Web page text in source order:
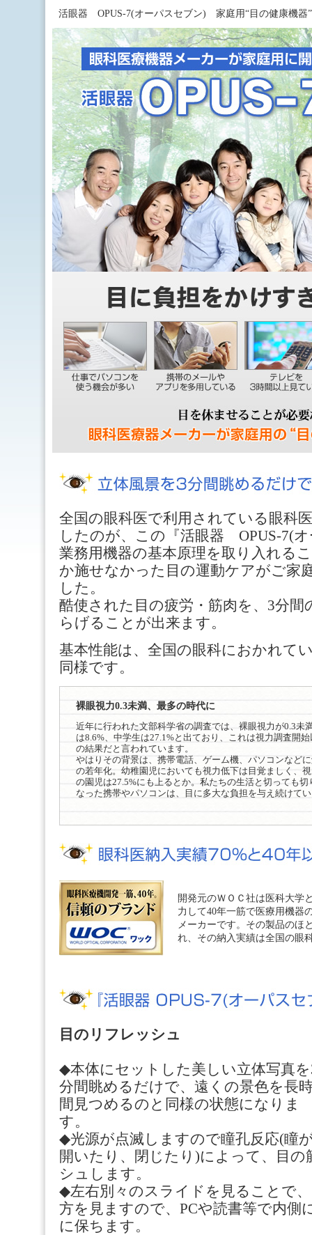
活眼器 OPUS-7(オーパスセブン) 家庭用“目の健康機器”
全国の眼科医で利用されている眼科
したのが、この『活眼器 OPUS-7(
業務用機器の基本原理を取り入れる
か施せなかった目の運動ケアがご家
した。
酷使された目の疲労・筋肉を、3分
らげることが出来ます。
基本性能は、全国の眼科におかれて
同様です。
裸眼視力0.3未満、最多の時代に
近年に行われた文部科学省の調査では、裸眼視力が0.3未
は8.6%、中学生は27.1%と出ており、これは視力調査開
の結果だと言われています。
やはりその背景は、携帯電話、ゲーム機、パソコンなど
の若年化。幼稚園児においても視力低下は目覚ましく、
の園児は27.5%にも上るとか。私たちの生活と切っても切
なった携帯やパソコンは、目に多大な負担を与え続けて
開発元のＷＯＣ社は医科大学
力して40年一筋で医療用機器
メーカーです。その製品のほ
れ、その納入実績は全国の眼
目のリフレッシュ
◆本体にセットした美しい立体写真
分間眺めるだけで、遠くの景色を長
間見つめるのと同様の状態になりま
す。
◆光源が点滅しますので瞳孔反応(瞳
開いたり、閉じたり)によって、目
シュします。
◆左右別々のスライドを見ることで
方を見ますので、PCや読書等で内側
に保ちます。